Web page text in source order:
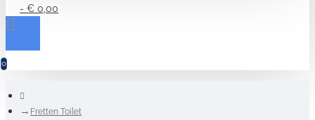
- € 0,00
0
Fretten Toilet